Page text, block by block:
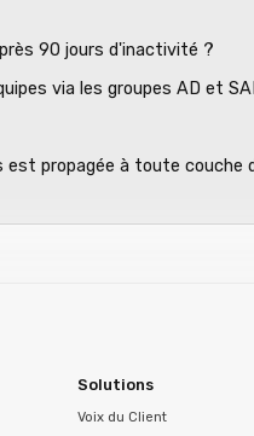
90 jours d'inactivité ?
via les groupes AD et
propagée à toute couche
Solutions
Voix du Client